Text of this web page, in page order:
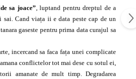
sa joace” , luptand pentru dreptul de a
Cand viața ii e data peste cap de un
gaseste pentru prima data curajul sa
incercand sa faca fața unei complicate
conflictelor tot mai dese cu sotul ei,
amanate de mult timp. Degradarea